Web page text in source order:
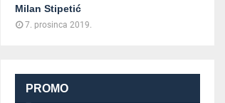
Milan Stipetić
7. prosinca 2019.
PROMO